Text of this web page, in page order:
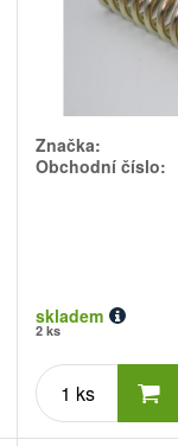
Značka:
Obchodní číslo:
skladem
2 ks
Počet
kusů